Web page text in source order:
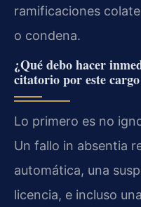
ramificaciones
o condena.
¿Qué debo hacer
citatorio por este
Lo primero es no
Un fallo in absentia
automática, una
licencia, e incluso